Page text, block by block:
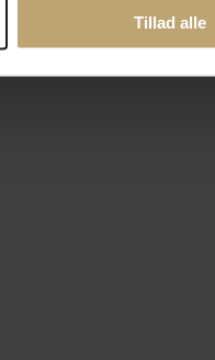
Tillad alle
indstillinger